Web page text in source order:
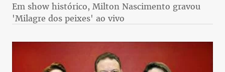
Em show histórico, Milton Nascimento gravou
'Milagre dos peixes' ao vivo